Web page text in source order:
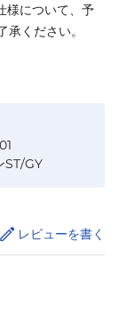
様について、予
ください。
ST/GY
レビューを書く